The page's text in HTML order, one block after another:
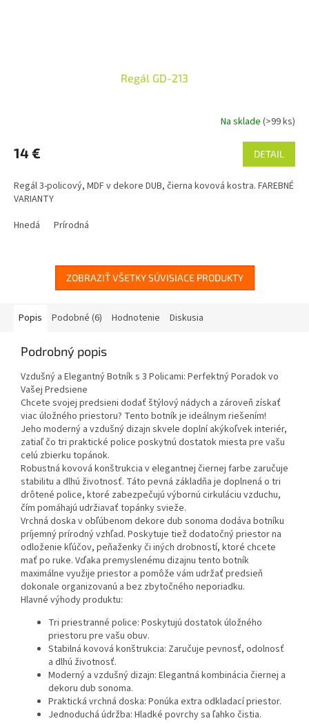
Regál GD-213
Na sklade (>99 ks)
14 € DETAIL
Regál 3-policový, MDF v dekore DUB, čierna kovová kostra. FAREBNÉ
VARIANTY
Hnedá
Prírodná
ZOBRAZIŤ VŠETKY SÚVISIACE PRODUKTY
Popis Podobné (6) Hodnotenie Diskusia
Podrobný popis
Vzdušný a Elegantný Botník s 3 Policami: Perfektný Poradok vo
Vašej Predsiene
Chcete svojej predsieni dodať štýlový nádych a zároveň získať
viac úložného priestoru? Tento botník je ideálnym riešením!
Jeho moderný a vzdušný dizajn skvele doplní akýkoľvek interiér,
zatiaľ čo tri praktické police poskytnú dostatok miesta pre vašu
celú zbierku topánok.
Robustná kovová konštrukcia v elegantnej čiernej farbe zaručuje
stabilitu a dlhú životnosť. Táto pevná základňa je doplnená o tri
drôtené police, ktoré zabezpečujú výbornú cirkuláciu vzduchu,
čím pomáhajú udržiavať topánky svieže.
Vrchná doska v obľúbenom dekore dub sonoma dodáva botníku
príjemný prírodný vzhľad. Poskytuje tiež dodatočný priestor na
odloženie kľúčov, peňaženky či iných drobností, ktoré chcete
mať po ruke. Vďaka premyslenému dizajnu tento botník
maximálne využije priestor a pomôže vám udržať predsieň
dokonale organizovanú a bez zbytočného neporiadku.
Hlavné výhody produktu:
Tri priestranné police: Poskytujú dostatok úložného
priestoru pre vašu obuv.
Stabilná kovová konštrukcia: Zaručuje pevnosť, odolnosť
a dlhú životnosť.
Moderný a vzdušný dizajn: Elegantná kombinácia čiernej a
dekoru dub sonoma.
Praktická vrchná doska: Ponúka extra odkladací priestor.
Jednoduchá údržba: Hladké povrchy sa ľahko čistia.